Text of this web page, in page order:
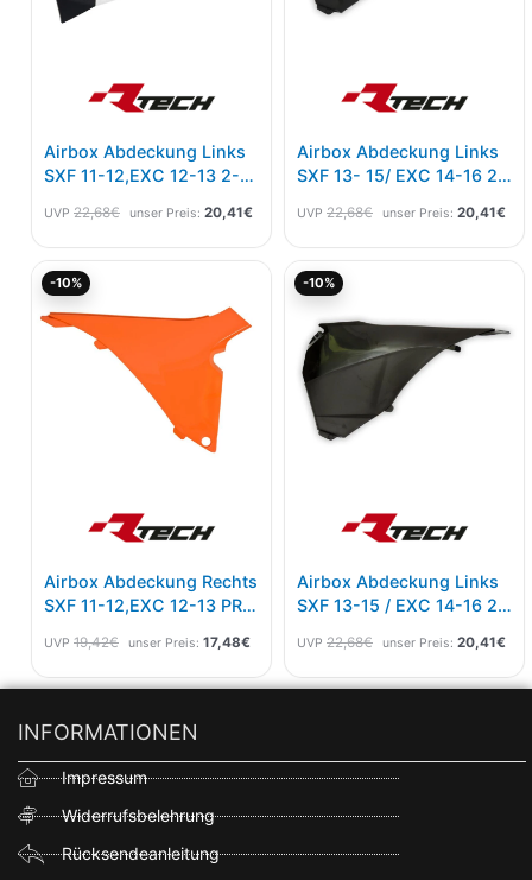
Airbox Abdeckung Links
SXF 11-12,EXC 12-13 2-
UVP 22,68€ unser Preis: 20,41€
Airbox Abdeckung Links
SXF 13- 15/ EXC 14-16 2-
UVP 22,68€ unser Preis: 20,41€
-10%
Airbox Abdeckung Rechts
SXF 11-12,EXC 12-13 PRO
UVP 19,42€
19,42€
unser Preis: 17,48€
Aktueller
17,48€.
-10%
Airbox Abdeckung Links
SXF 13-15 / EXC 14-16 2-
UVP 22,68€
22,68€
unser Preis: 20,41€
INFORMATIONEN
Impressum
Widerrufsbelehrung
Rücksendeanleitung